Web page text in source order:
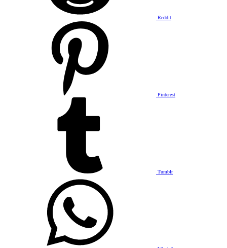
Reddit
Pinterest
Tumblr